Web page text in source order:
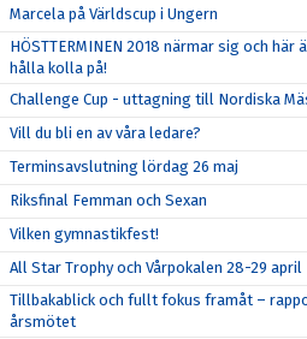
Marcela på Världscup i Ungern
HÖSTTERMINEN 2018 närmar sig och här
hålla kolla på!
Challenge Cup - uttagning till Nordiska
Vill du bli en av våra ledare?
Terminsavslutning lördag 26 maj
Riksfinal Femman och Sexan
Vilken gymnastikfest!
All Star Trophy och Vårpokalen 28-29 april
Tillbakablick och fullt fokus framåt –
årsmötet